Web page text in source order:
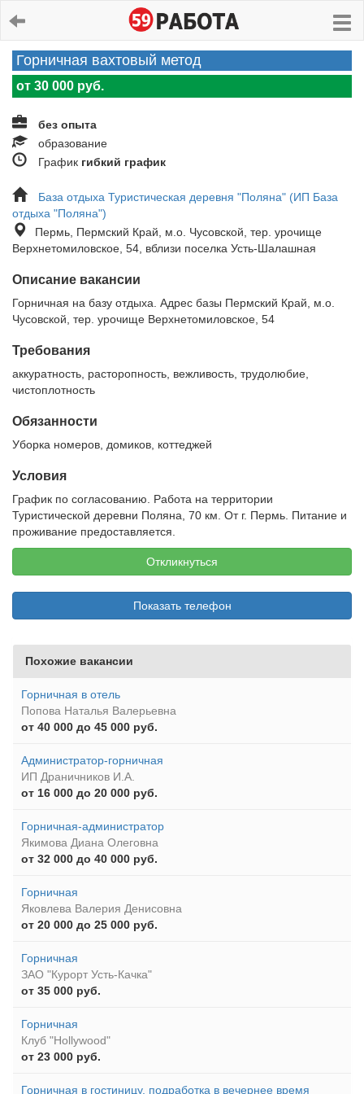
Горничная вахтовый метод
от 30 000 руб.
без опыта
образование
График гибкий график
База отдыха Туристическая деревня "Поляна" (ИП База
отдыха "Поляна")
Пермь, Пермский Край, м.о. Чусовской, тер. урочище
Верхнетомиловское, 54, вблизи поселка Усть-Шалашная
Описание вакансии
Горничная на базу отдыха. Адрес базы Пермский Край, м.о.
Чусовской, тер. урочище Верхнетомиловское, 54
Требования
аккуратность, расторопность, вежливость, трудолюбие,
чистоплотность
Обязанности
Уборка номеров, домиков, коттеджей
Условия
График по согласованию. Работа на территории
Туристической деревни Поляна, 70 км. От г. Пермь. Питание и
проживание предоставляется.
Откликнуться
Показать телефон
Похожие вакансии
Горничная в отель
Попова Наталья Валерьевна
от 40 000 до 45 000 руб.
Администратор-горничная
ИП Драничников И.А.
от 16 000 до 20 000 руб.
Горничная-администратор
Якимова Диана Олеговна
от 32 000 до 40 000 руб.
Горничная
Яковлева Валерия Денисовна
от 20 000 до 25 000 руб.
Горничная
ЗАО "Курорт Усть-Качка"
от 35 000 руб.
Горничная
Клуб "Hollywood"
от 23 000 руб.
Горничная в гостиницу, подработка в вечернее время